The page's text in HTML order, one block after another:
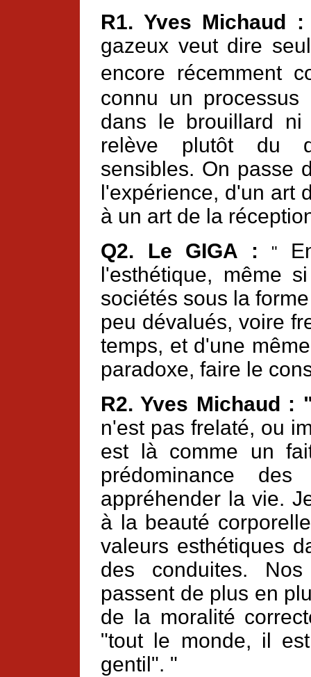
R1. Yves Michaud
gazeux veut dire
encore récemment
connu un
dans le brouillard
relève plutôt du
sensibles. On passe
l'expérience, d'un art
à un art de la
Q2.
Le GIGA : "
l'esthétique, même
sociétés sous la
peu dévalués, voire
temps, et d'une
paradoxe, faire le
R2. Yves Michaud :
n'est pas frelaté, ou
est là comme un
prédominance
appréhender la vie.
à la beauté
valeurs esthétiques
des conduites.
passent de plus en
de la moralité
"tout le monde, il
gentil". "